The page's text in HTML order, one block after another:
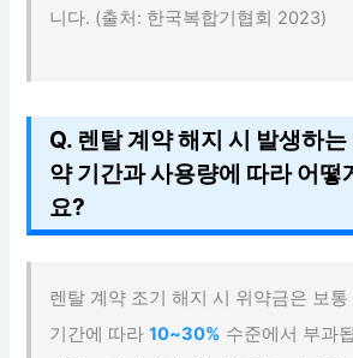
니다. (출처: 한국복합기협회 2023)
Q. 렌탈 계약 해지 시 발생하
약 기간과 사용량에 따라 어떻
요?
렌탈 계약 조기 해지 시 위약금은 보
기간에 따라10~30% 수준에서 부과